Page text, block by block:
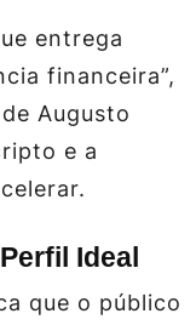
entrega
financeira”,
Augusto
e a
Ideal
que o público